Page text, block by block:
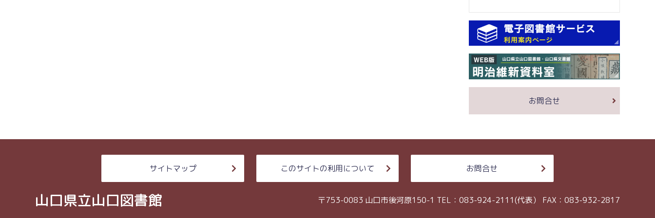
お問合せ
サイトマップ このサイトの利用について お問合せ
山口県立山口図書館 〒753-0083 山口市後河原150-1 TEL：083-924-2111(代表） FAX：083-932-2817